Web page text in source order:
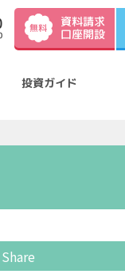
無料 資料請求
口座開設
投資ガイド
Share